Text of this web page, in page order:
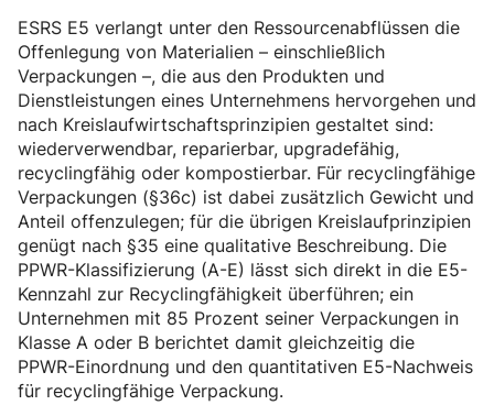
ESRS E5 verlangt unter den Ressourcenabflüssen die
Offenlegung von Materialien – einschließlich
Verpackungen –, die aus den Produkten und
Dienstleistungen eines Unternehmens hervorgehen und
nach Kreislaufwirtschaftsprinzipien gestaltet sind:
wiederverwendbar, reparierbar, upgradefähig,
recyclingfähig oder kompostierbar. Für recyclingfähige
Verpackungen (§36c) ist dabei zusätzlich Gewicht und
Anteil offenzulegen; für die übrigen Kreislaufprinzipien
genügt nach §35 eine qualitative Beschreibung. Die
PPWR-Klassifizierung (A-E) lässt sich direkt in die E5-
Kennzahl zur Recyclingfähigkeit überführen; ein
Unternehmen mit 85 Prozent seiner Verpackungen in
Klasse A oder B berichtet damit gleichzeitig die
PPWR-Einordnung und den quantitativen E5-Nachweis
für recyclingfähige Verpackung.